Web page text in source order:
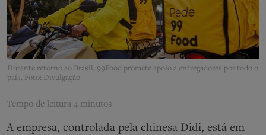
Durante retorno ao Brasil, 99Food promete apoio a entregadores por todo o
país. Foto: Divulgação
Tempo de leitura4 minutos
A empresa, controlada pela chinesa Didi, está em